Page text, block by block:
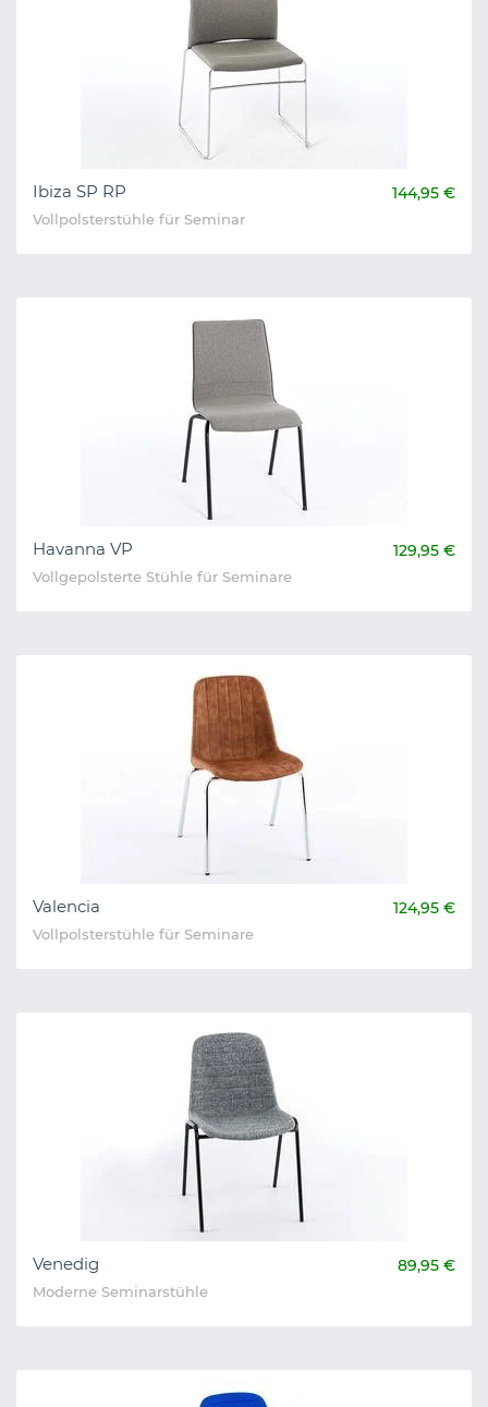
Ibiza SP RP 144,95 €
Vollpolsterstühle für Seminar
Havanna VP 129,95 €
Vollgepolsterte Stühle für Seminare
Valencia 124,95 €
Vollpolsterstühle für Seminare
Venedig 89,95 €
Moderne Seminarstühle